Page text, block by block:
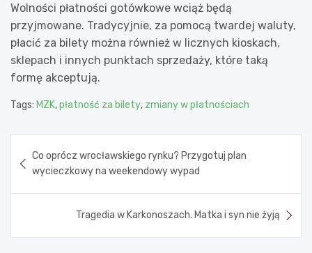
Wolności płatności gotówkowe wciąż będą
przyjmowane. Tradycyjnie, za pomocą twardej waluty,
płacić za bilety można również w licznych kioskach,
sklepach i innych punktach sprzedaży, które taką
formę akceptują.
Tags: MZK,płatność za bilety, zmiany w płatnościach
wpisu
Co oprócz wrocławskiego rynku? Przygotuj plan
wycieczkowy na weekendowy wypad
Tragedia w Karkonoszach. Matka i syn nie żyją